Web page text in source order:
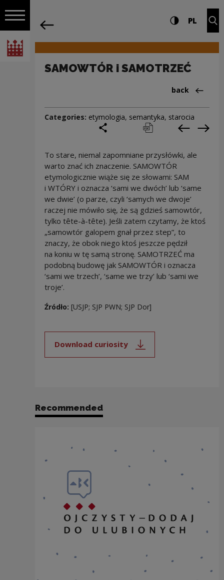
Open navigation
National Centre for Culture Poland
Navigation Settings and search
High contrast
PL
SAMOWTÓR i SAMOTRZEĆ
Back
back
Categories: etymologia, semantyka, starocia
print pobierz Previous
To stare, niemal zapomniane przysłówki, ale
warto znać ich znaczenie. SAMOWTÓR
etymologicznie wiąże się ze słowami: SAM
i WTÓRY i oznacza ‘sami we dwóch’ lub ‘same
we dwie’ (o parze, czyli ‘samych we dwoje’
raczej nie mówiło się, że są gdzieś samowtór,
tylko tête-à-tête). Jeśli zatem czytamy, że ktoś
„samowtór galopem gnał przez step”, to
znaczy, że obok niego ktoś jeszcze pędził
na koniu w tę samą stronę. SAMOTRZEĆ ma
podobną budowę jak SAMOWTÓR i oznacza
‘sami we trzech’, ‘same we trzy’ lub ‘sami we
troje’.
Źródło: [USJP; SJP PWN; SJP Dor]
Download curiosity
Note, the link will open in a new
Recommended